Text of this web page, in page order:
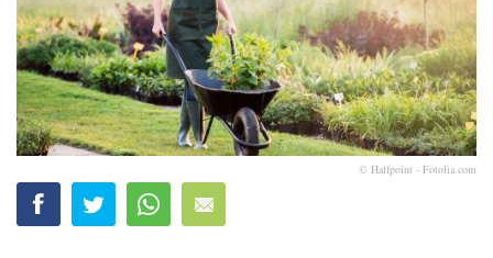
© Halfpoint - Fotolia.com